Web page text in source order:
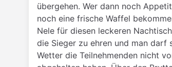
übergehen. Wer dann noch
noch eine frische Waffel
Nele für diesen leckeren
die Sieger zu ehren und man darf
Wetter die Teilnehmenden nicht